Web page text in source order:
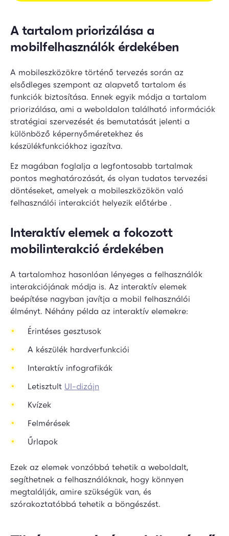
A tartalom priorizálása a
mobilfelhasználók érdekében
A mobileszközökre történő tervezés során az
elsődleges szempont az alapvető tartalom és
funkciók biztosítása. Ennek egyik módja a tartalom
priorizálása, ami a weboldalon található információk
stratégiai szervezését és bemutatását jelenti a
különböző képernyőméretekhez és
készülékfunkciókhoz igazítva.
Ez magában foglalja a legfontosabb tartalmak
pontos meghatározását, és olyan tudatos tervezési
döntéseket, amelyek a mobileszközökön való
felhasználói interakciót helyezik előtérbe .
Interaktív elemek a fokozott
mobilinterakció érdekében
A tartalomhoz hasonlóan lényeges a felhasználók
interakciójának módja is. Az interaktív elemek
beépítése nagyban javítja a mobil felhasználói
élményt. Néhány példa az interaktív elemekre:
Érintéses gesztusok
A készülék hardverfunkciói
Interaktív infografikák
Letisztult UI-dizájn
Kvízek
Felmérések
Űrlapok
Ezek az elemek vonzóbbá tehetik a weboldalt,
segíthetnek a felhasználóknak, hogy könnyen
megtalálják, amire szükségük van, és
szórakoztatóbbá tehetik a böngészést.